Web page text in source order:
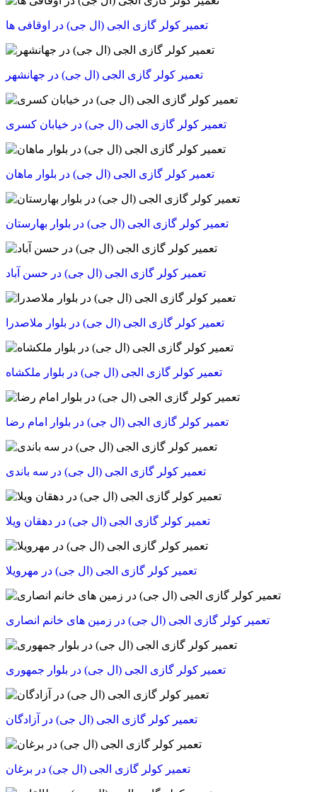
تعمیر کولر گازی الجی (ال جی) در اوقافی ها
تعمیر کولر گازی الجی (ال جی) در جهانشهر
تعمیر کولر گازی الجی (ال جی) در خیابان کسری
تعمیر کولر گازی الجی (ال جی) در بلوار ماهان
تعمیر کولر گازی الجی (ال جی) در بلوار بهارستان
تعمیر کولر گازی الجی (ال جی) در حسن آباد
تعمیر کولر گازی الجی (ال جی) در بلوار ملاصدرا
تعمیر کولر گازی الجی (ال جی) در بلوار ملکشاه
تعمیر کولر گازی الجی (ال جی) در بلوار امام رضا
تعمیر کولر گازی الجی (ال جی) در سه باندی
تعمیر کولر گازی الجی (ال جی) در دهقان ویلا
تعمیر کولر گازی الجی (ال جی) در مهرویلا
تعمیر کولر گازی الجی (ال جی) در زمین های خانم انصاری
تعمیر کولر گازی الجی (ال جی) در بلوار جمهوری
تعمیر کولر گازی الجی (ال جی) در آزادگان
تعمیر کولر گازی الجی (ال جی) در برغان